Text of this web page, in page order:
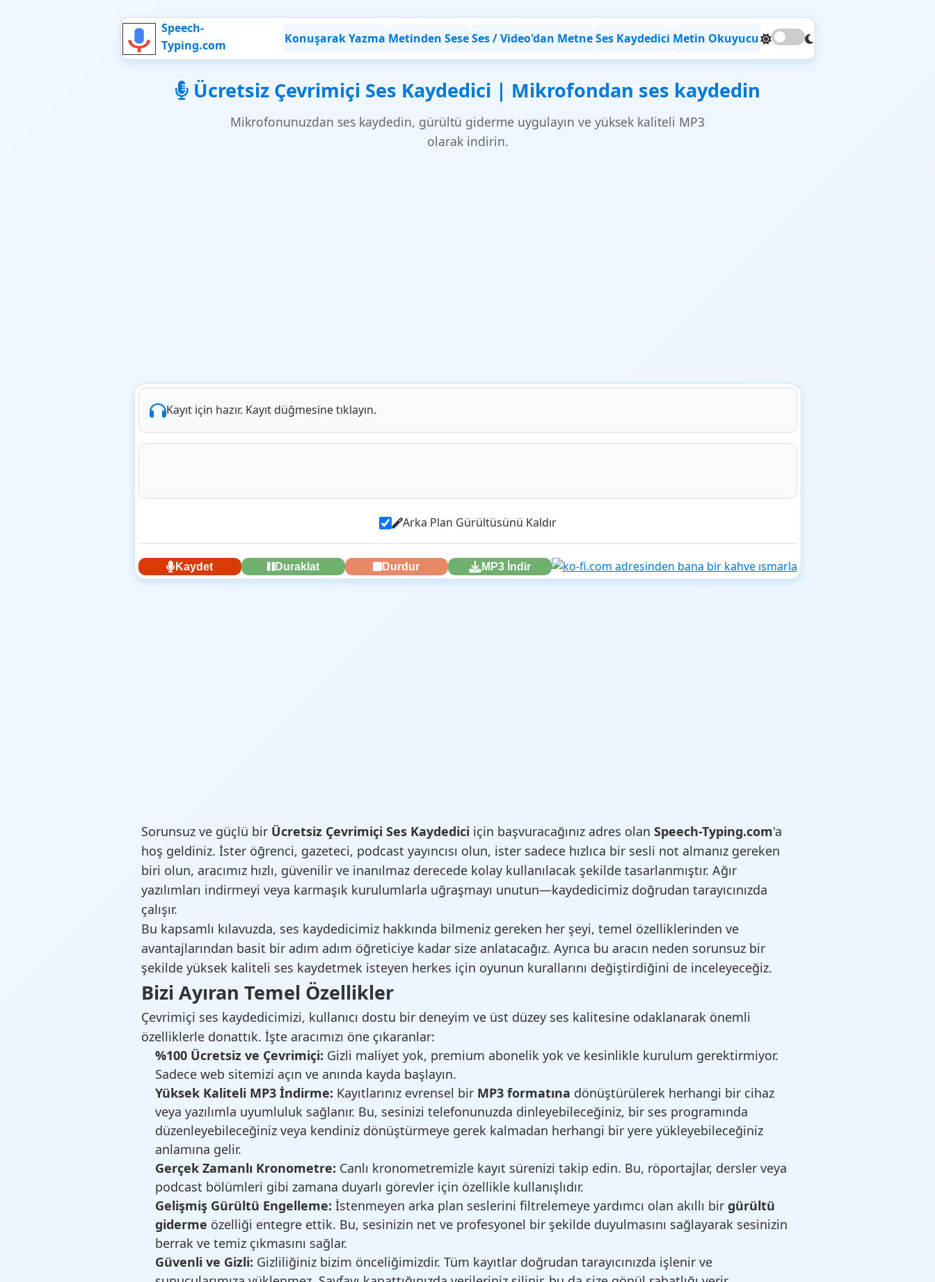
Speech-
Typing.com
Konuşarak Yazma Metinden Sese Ses / Video'dan Metne Ses Kaydedici Metin Okuyucu
Ücretsiz Çevrimiçi Ses Kaydedici | Mikrofondan ses kaydedin
Mikrofonunuzdan ses kaydedin, gürültü giderme uygulayın ve yüksek kaliteli MP3
olarak indirin.
Kayıt için hazır. Kayıt düğmesine tıklayın.
Arka Plan Gürültüsünü Kaldır
Kaydet Duraklat Durdur MP3 İndir
Sorunsuz ve güçlü bir Ücretsiz Çevrimiçi Ses Kaydedici için başvuracağınız adres olan Speech-Typing.com'a
hoş geldiniz. İster öğrenci, gazeteci, podcast yayıncısı olun, ister sadece hızlıca bir sesli not almanız gereken
biri olun, aracımız hızlı, güvenilir ve inanılmaz derecede kolay kullanılacak şekilde tasarlanmıştır. Ağır
yazılımları indirmeyi veya karmaşık kurulumlarla uğraşmayı unutun—kaydedicimiz doğrudan tarayıcınızda
çalışır.
Bu kapsamlı kılavuzda, ses kaydedicimiz hakkında bilmeniz gereken her şeyi, temel özelliklerinden ve
avantajlarından basit bir adım adım öğreticiye kadar size anlatacağız. Ayrıca bu aracın neden sorunsuz bir
şekilde yüksek kaliteli ses kaydetmek isteyen herkes için oyunun kurallarını değiştirdiğini de inceleyeceğiz.
Bizi Ayıran Temel Özellikler
Çevrimiçi ses kaydedicimizi, kullanıcı dostu bir deneyim ve üst düzey ses kalitesine odaklanarak önemli
özelliklerle donattık. İşte aracımızı öne çıkaranlar:
%100 Ücretsiz ve Çevrimiçi: Gizli maliyet yok, premium abonelik yok ve kesinlikle kurulum gerektirmiyor.
Sadece web sitemizi açın ve anında kayda başlayın.
Yüksek Kaliteli MP3 İndirme: Kayıtlarınız evrensel bir MP3 formatına dönüştürülerek herhangi bir cihaz
veya yazılımla uyumluluk sağlanır. Bu, sesinizi telefonunuzda dinleyebileceğiniz, bir ses programında
düzenleyebileceğiniz veya kendiniz dönüştürmeye gerek kalmadan herhangi bir yere yükleyebileceğiniz
anlamına gelir.
Gerçek Zamanlı Kronometre: Canlı kronometremizle kayıt sürenizi takip edin. Bu, röportajlar, dersler veya
podcast bölümleri gibi zamana duyarlı görevler için özellikle kullanışlıdır.
Gelişmiş Gürültü Engelleme: İstenmeyen arka plan seslerini filtrelemeye yardımcı olan akıllı bir gürültü
giderme özelliği entegre ettik. Bu, sesinizin net ve profesyonel bir şekilde duyulmasını sağlayarak sesinizin
berrak ve temiz çıkmasını sağlar.
Güvenli ve Gizli: Gizliliğiniz bizim önceliğimizdir. Tüm kayıtlar doğrudan tarayıcınızda işlenir ve